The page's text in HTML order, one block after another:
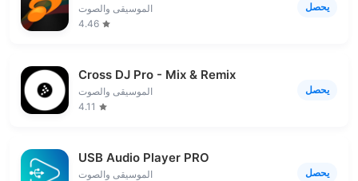
الموسيقى والصوت
4.46
يحصل
Cross DJ Pro - Mix & Remix
الموسيقى والصوت
4.11
يحصل
USB Audio Player PRO
الموسيقى والصوت
يحصل